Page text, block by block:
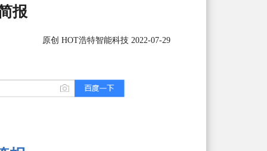
报
原创 HOT浩特智能科技 2022-07-29